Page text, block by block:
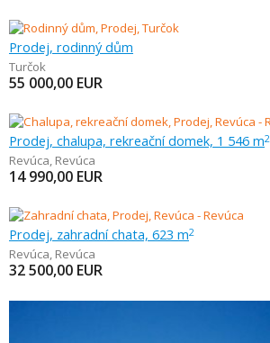
Prodej, rodinný dům
Turčok
55 000,00 EUR
Prodej, chalupa, rekreační domek, 1 546 m2
Revúca, Revúca
14 990,00 EUR
Prodej, zahradní chata, 623 m2
Revúca, Revúca
32 500,00 EUR